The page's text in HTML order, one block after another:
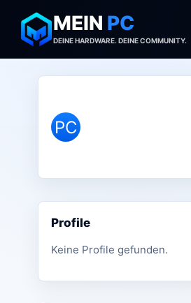
MEIN PC
DEINE HARDWARE. DEINE COMMUNITY.
PC
Profile
Keine Profile gefunden.